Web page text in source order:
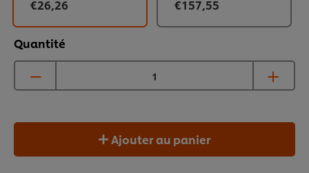
Quantité
€26,26 €157,55
Ajouter au panier